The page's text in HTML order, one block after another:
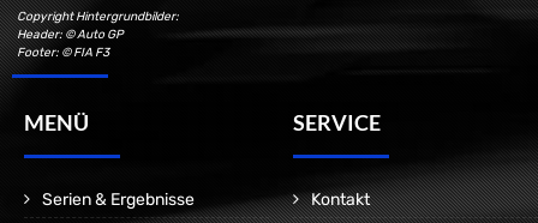
Copyright Hintergrundbilder:
Header: © Auto GP
Footer: © FIA F3
MENÜ
Serien & Ergebnisse
SERVICE
Kontakt